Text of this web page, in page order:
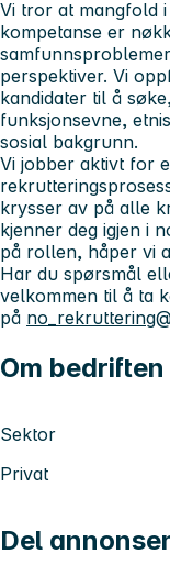
Vi tror at mangfold
kompetanse er
perspektiver. Vi
kandidater til å
funksjonsevne,
sosial bakgrunn.
Vi jobber aktivt for
krysser av på alle
kjenner deg igjen i
på rollen, håper vi
Har du spørsmål
velkommen til å ta
på
Om bedriften
Sektor
Privat
Del